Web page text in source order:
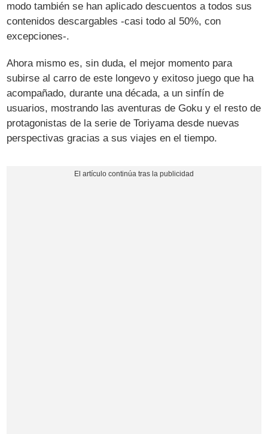
modo también se han aplicado descuentos a todos sus
contenidos descargables -casi todo al 50%, con
excepciones-.
Ahora mismo es, sin duda, el mejor momento para
subirse al carro de este longevo y exitoso juego que ha
acompañado, durante una década, a un sinfín de
usuarios, mostrando las aventuras de Goku y el resto de
protagonistas de la serie de Toriyama desde nuevas
perspectivas gracias a sus viajes en el tiempo.